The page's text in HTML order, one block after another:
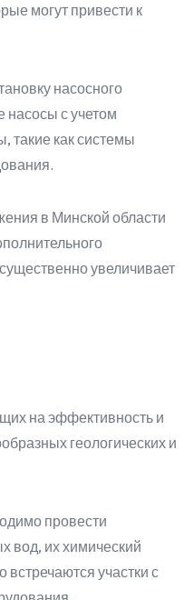
могут привести к
насосного
насосы с учетом
такие как системы
в Минской области
увеличивает
на эффективность и
геологических и
провести
вод, их химический
участки с